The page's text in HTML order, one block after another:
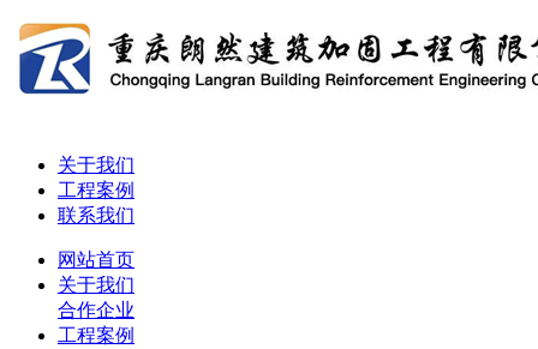
关于我们
工程案例
联系我们
网站首页
关于我们
合作企业
工程案例